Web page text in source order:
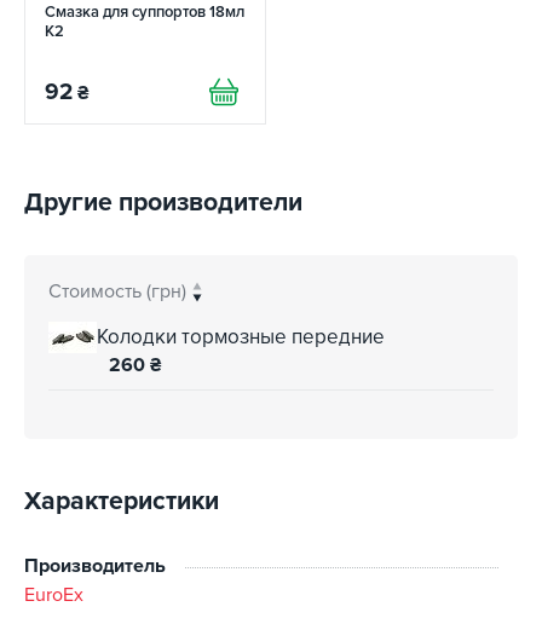
Смазка для суппортов 18мл
K2
92 ₴
Другие производители
Стоимость (грн)
Колодки тормозные передние
260 ₴
Характеристики
Производитель
EuroEx